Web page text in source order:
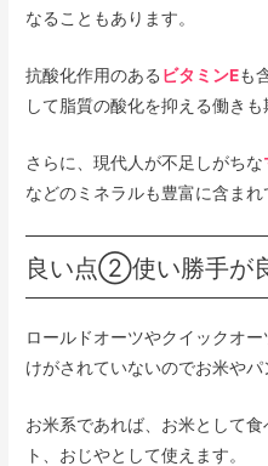
なることもあります。
抗酸化作用のある ビタミンEも
して脂質の酸化を抑える働きも
さらに、現代人が不足しがちな
などのミネラルも豊富に含ま
良い点②使い勝手が
ロールドオーツやクイックオ
けがされていないのでお米やパ
お米系であれば、お米として
ト、おじやとして使えます。